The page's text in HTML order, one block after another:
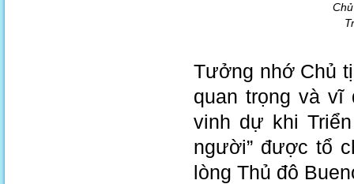
Tưởng nhớ Chủ
quan trọng và vĩ
vinh dự khi
người” được tổ
lòng Thủ đô